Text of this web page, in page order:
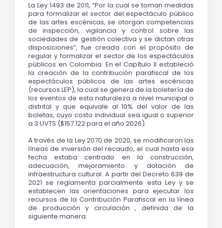
La Ley 1493 de 2011, “Por la cual se toman medidas
para formalizar el sector del espectáculo público
de las artes escénicas, se otorgan competencias
de inspección, vigilancia y control sobre las
sociedades de gestión colectiva y se dictan otras
disposiciones”, fue creada con el propósito de
regular y formalizar el sector de los espectáculos
públicos en Colombia. En el Capítulo II estableció
la creación de la contribución parafiscal de los
espectáculos públicos de las artes escénicas
(recursos LEP), la cual se genera de la boletería de
los eventos de esta naturaleza a nivel municipal o
distrital y que equivale al 10% del valor de las
boletas, cuyo costo individual sea igual o superior
a 3 UVTS ($157.122 para el año 2026).
A través de la Ley 2070 de 2020, se modificaron las
líneas de inversión del recaudo, el cual hasta esa
fecha estaba centrado en la construcción,
adecuación, mejoramiento y dotación de
infraestructura cultural. A partir del Decreto 639 de
2021 se reglamenta parcialmente esta Ley y se
establecen las orientaciones para ejecutar los
recursos de la Contribución Parafiscal en la línea
de producción y circulación , definida de la
siguiente manera: